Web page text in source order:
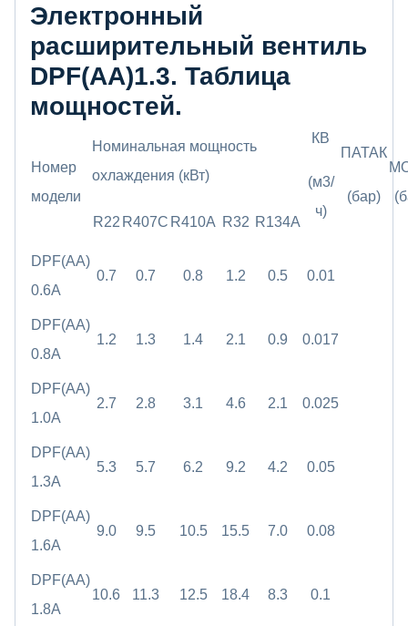
Электронный
расширительный вентиль
DPF(AA)1.3. Таблица
мощностей.
Номер
модели
Номинальная мощность
охлаждения (кВт)
КВ
(м3/
ч)
ПАТАК
(бар)
R22 R407C R410A R32 R134A
DPF(AA)
0.6A
0.7 0.7 0.8 1.2 0.5 0.01
DPF(AA)
0.8A
1.2 1.3 1.4 2.1 0.9 0.017
DPF(AA)
1.0A
2.7 2.8 3.1 4.6 2.1 0.025
DPF(AA)
1.3A
5.3 5.7 6.2 9.2 4.2 0.05
DPF(AA)
1.6A
9.0 9.5 10.5 15.5 7.0 0.08
DPF(AA)
1.8A
10.6 11.3 12.5 18.4 8.3 0.1